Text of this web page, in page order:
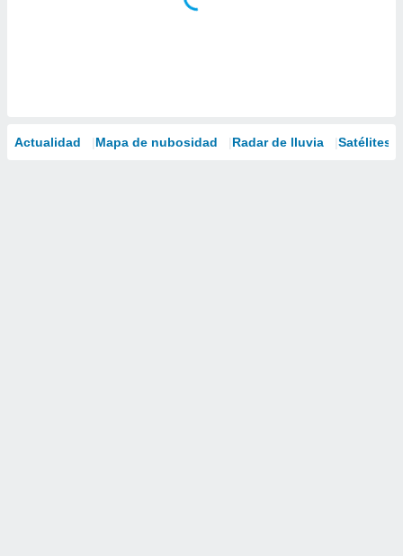
Actualidad Mapa de nubosidad Radar de lluvia Satélites